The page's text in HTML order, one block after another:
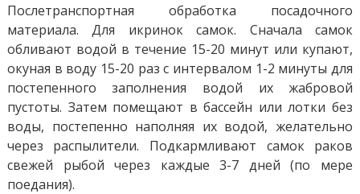
Послетранспортная обработка посадочного
материала. Для икринок самок. Сначала самок
обливают водой в течение 15-20 минут или купают,
окуная в воду 15-20 раз с интервалом 1-2 минуты для
постепенного заполнения водой их жабровой
пустоты. Затем помещают в бассейн или лотки без
воды, постепенно наполняя их водой, желательно
через распылители. Подкармливают самок раков
свежей рыбой через каждые 3-7 дней (по мере
поедания).